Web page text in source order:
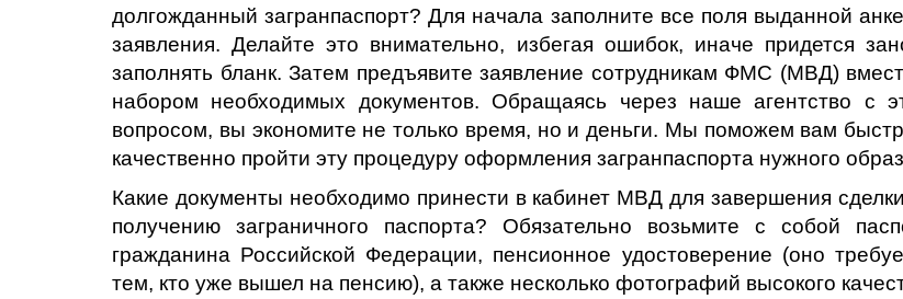
долгожданный загранпаспорт? Для начала заполните все поля выданной
заявления. Делайте это внимательно, избегая ошибок, иначе придется
заполнять бланк. Затем предъявите заявление сотрудникам ФМС (МВД)
набором необходимых документов. Обращаясь через наше агентство с
вопросом, вы экономите не только время, но и деньги. Мы поможем вам
качественно пройти эту процедуру оформления загранпаспорта нужного
Какие документы необходимо принести в кабинет МВД для завершения
получению заграничного паспорта? Обязательно возьмите с собой
гражданина Российской Федерации, пенсионное удостоверение (оно
тем, кто уже вышел на пенсию), а также несколько фотографий высокого